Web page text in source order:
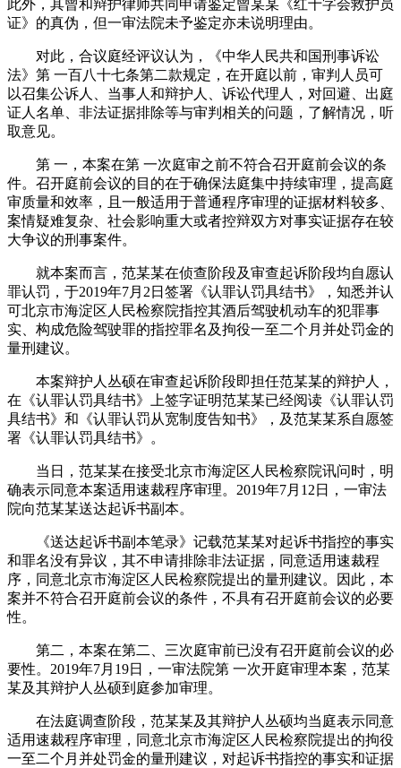
此外，其曾和辩护律师共同申请鉴定曾某某《红十字会救护员
证》的真伪，但一审法院未予鉴定亦未说明理由。
对此，合议庭经评议认为，《中华人民共和国刑事诉讼
法》第 一百八十七条第二款规定，在开庭以前，审判人员可
以召集公诉人、当事人和辩护人、诉讼代理人，对回避、出庭
证人名单、非法证据排除等与审判相关的问题，了解情况，听
取意见。
第 一，本案在第 一次庭审之前不符合召开庭前会议的条
件。召开庭前会议的目的在于确保法庭集中持续审理，提高庭
审质量和效率，且一般适用于普通程序审理的证据材料较多、
案情疑难复杂、社会影响重大或者控辩双方对事实证据存在较
大争议的刑事案件。
就本案而言，范某某在侦查阶段及审查起诉阶段均自愿认
罪认罚，于2019年7月2日签署《认罪认罚具结书》，知悉并认
可北京市海淀区人民检察院指控其酒后驾驶机动车的犯罪事
实、构成危险驾驶罪的指控罪名及拘役一至二个月并处罚金的
量刑建议。
本案辩护人丛硕在审查起诉阶段即担任范某某的辩护人，
在《认罪认罚具结书》上签字证明范某某已经阅读《认罪认罚
具结书》和《认罪认罚从宽制度告知书》，及范某某系自愿签
署《认罪认罚具结书》。
当日，范某某在接受北京市海淀区人民检察院讯问时，明
确表示同意本案适用速裁程序审理。2019年7月12日，一审法
院向范某某送达起诉书副本。
《送达起诉书副本笔录》记载范某某对起诉书指控的事实
和罪名没有异议，其不申请排除非法证据，同意适用速裁程
序，同意北京市海淀区人民检察院提出的量刑建议。因此，本
案并不符合召开庭前会议的条件，不具有召开庭前会议的必要
性。
第二，本案在第二、三次庭审前已没有召开庭前会议的必
要性。2019年7月19日，一审法院第 一次开庭审理本案，范某
某及其辩护人丛硕到庭参加审理。
在法庭调查阶段，范某某及其辩护人丛硕均当庭表示同意
适用速裁程序审理，同意北京市海淀区人民检察院提出的拘役
一至二个月并处罚金的量刑建议，对起诉书指控的事实和证据